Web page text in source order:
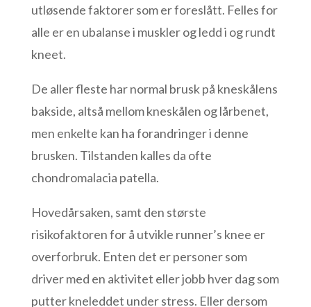
utløsende faktorer som er foreslått. Felles for
alle er en ubalanse i muskler og ledd i og rundt
kneet.
De aller fleste har normal brusk på kneskålens
bakside, altså mellom kneskålen og lårbenet,
men enkelte kan ha forandringer i denne
brusken. Tilstanden kalles da ofte
chondromalacia patella.
Hovedårsaken, samt den største
risikofaktoren for å utvikle runner’s knee er
overforbruk. Enten det er personer som
driver med en aktivitet eller jobb hver dag som
putter kneleddet under stress. Eller dersom